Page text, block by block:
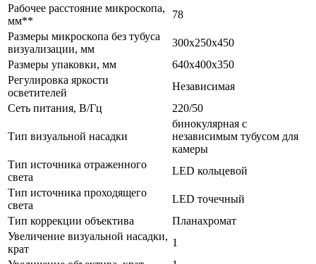
Рабочее расстояние микроскопа,
мм**
78
Размеры микроскопа без тубуса
визуализации, мм
300x250x450
Размеры упаковки, мм
640х400х350
Регулировка яркости
осветителей
Независимая
Сеть питания, В/Гц
220/50
Тип визуальной насадки
бинокулярная с
независимым тубусом для
камеры
Тип источника отраженного
света
LED кольцевой
Тип источника проходящего
света
LED точечный
Тип коррекции объектива
Планахромат
Увеличение визуальной насадки,
крат
1